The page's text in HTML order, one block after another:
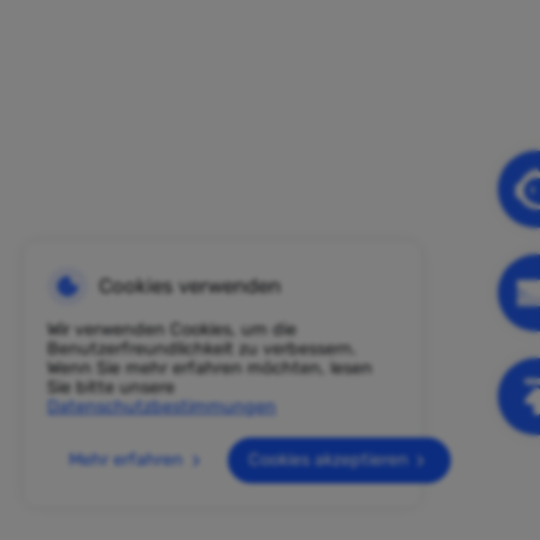
Cookies verwenden
Wir verwenden Cookies, um die
Benutzerfreundlichkeit zu verbessern.
Wenn Sie mehr erfahren möchten, lesen
Sie bitte unsere
Datenschutzbestimmungen
Mehr erfahren Cookies akzeptieren